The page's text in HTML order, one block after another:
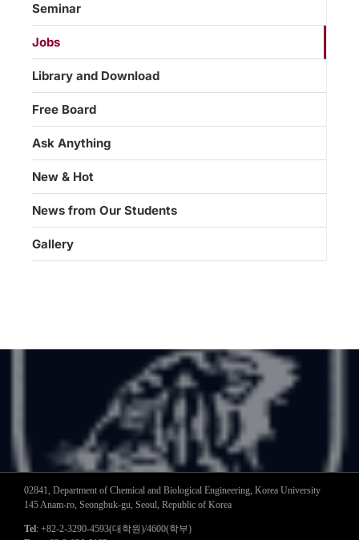
Seminar
Jobs
Library and Download
Free Board
Ask Anything
New & Hot
News from Our Students
Gallery
02841, Department of Chemical and Biological Engineering, Korea University
145 Anam-ro, Seongbuk-gu, Seoul, Republic of Korea
Tel: +82-2-3290-4593(대학원)/4600(학부)